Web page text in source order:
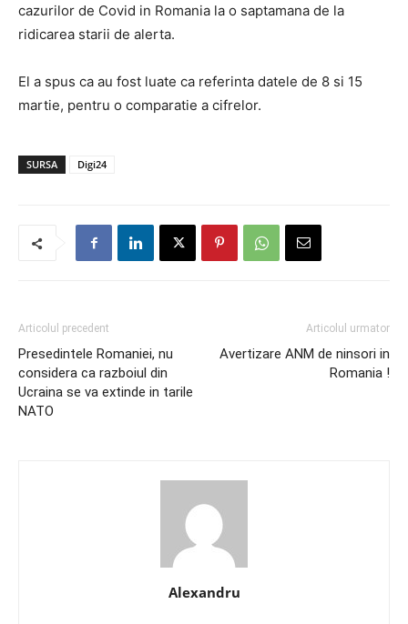
cazurilor de Covid in Romania la o saptamana de la
ridicarea starii de alerta.
El a spus ca au fost luate ca referinta datele de 8 si 15
martie, pentru o comparatie a cifrelor.
SURSA Digi24
Articolul precedent
Presedintele Romaniei, nu
considera ca razboiul din
Ucraina se va extinde in tarile
NATO
Articolul urmator
Avertizare ANM de ninsori in
Romania !
Alexandru